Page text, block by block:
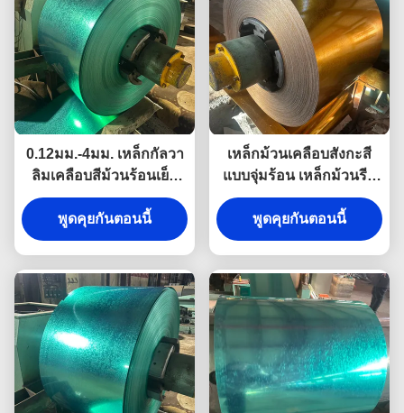
0.12มม.-4มม. เหล็กกัลวา
ลิมเคลือบสีม้วนร้อนเย็น
สำหรับงานก่อสร้าง
พูดคุยกันตอนนี้
เหล็กม้วนเคลือบสังกะสี
แบบจุ่มร้อน เหล็กม้วนรีด
เย็นเคลือบสี PPGI
พูดคุยกันตอนนี้